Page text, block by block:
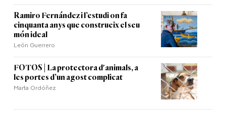
Ramiro Fernández i l’estudi on fa
cinquanta anys que construeix el seu
món ideal
León Guerrero
FOTOS | La protectora d'animals, a
les portes d’un agost complicat
Marta Ordóñez